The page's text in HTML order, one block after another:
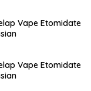
Vape Etomidate
Vape Etomidate